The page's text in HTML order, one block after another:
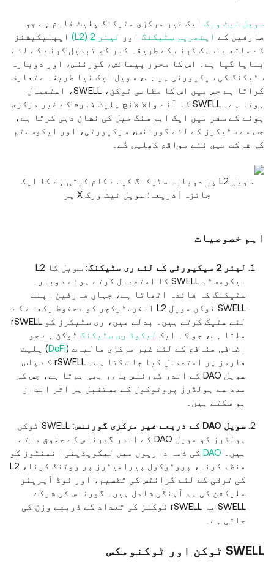
سویل نیٹ ورک ایک غیر مرکزی سٹیکنگ پلیٹ فارم ہے جو
صارفین کے ایتھریم سٹیکنگ اور لیئر 2 (L2)
ایپلیکیشنز
کے ساتھ منسلک کرنے کے طریقہ کار کو تبدیل کرنے کے لئے
بنایا گیا ہے۔ اس کا محور پیمائش، گورننس، اور دوبارہ
سٹیکنگ کی سیکیورٹی پر ہے، سویل ایک نیا طریقہ متعارف
کراتا ہے جس میں اس کا مقامی ٹوکن، SWELL، استعمال
ہوتا ہے۔ SWELL کا آنے والا لانچ پلیٹ فارم کے غیر مرکزی
ہونے کے سفر میں ایک اہم سنگ میل کی نشان دہی کرتا ہے،
جس سے سٹیکرز کے لئے گورننس، سیکیورٹی، اور ایکوسسٹم
کی شرکت میں نئے مواقع کھلیں گے۔
سویل L2 پر دوبارہ سٹیکنگ کیسے کام کرتی ہے کا ایک
جائزہ | ذریعہ: سویل نیٹ ورک X پر
اہم خصوصیات
لیئر 2 سیکیورٹی کے لئے ری سٹیکنگ:
سویل کا L2
ایکوسسٹم SWELL کا استعمال کرتے ہوئے دوبارہ
سٹیکنگ کا فائدہ اٹھاتا ہے، جہاں صارفین اپنے
SWELL ٹوکن سویل L2 انفرسٹرکچر کو محفوظ رکھنے کے
لئے سٹیک کرتے ہیں۔ بدلے میں، ری سٹیکرز کو rSWELL
ملتا ہے، جو کہ ایک لیکوڈ ری سٹیکنگ ٹوکن ہے جو
اضافی منافع کے لئے غیر مرکزی مالیات (DeFi) پلیٹ
فارمز پر استعمال کیا جا سکتا ہے۔ rSWELL کے پاس
سویل DAO کے اندر گورننس پاور بھی ہوتا ہے، جس کی
مدد سے ہولڈرز پروٹوکول کے مستقبل پر اثر انداز
ہو سکتے ہیں۔
سویل DAO کے ذریعے غیر مرکزی گورننس:
SWELL ٹوکن
ہولڈرز کو سویل DAO کے اندر گورننس کے حقوق ملتے
ہیں۔ DAO کی ذمہ داریوں میں لیکویڈیٹی انسنٹوز کو
منظم کرنا، پروٹوکول پیرامیٹرز پر ووٹنگ کرنا، L2
کی ترقی کے لئے گرانٹس کی تقسیم، اور نوڈ آپریٹر
سلیکشن کی ہم آہنگی شامل ہیں۔ گورننس کی شرکت
SWELL یا rSWELL ٹوکنز کی تعداد کے ذریعے وزن کی
جاتی ہے۔
SWELL ٹوکن اور ٹوکنومکس